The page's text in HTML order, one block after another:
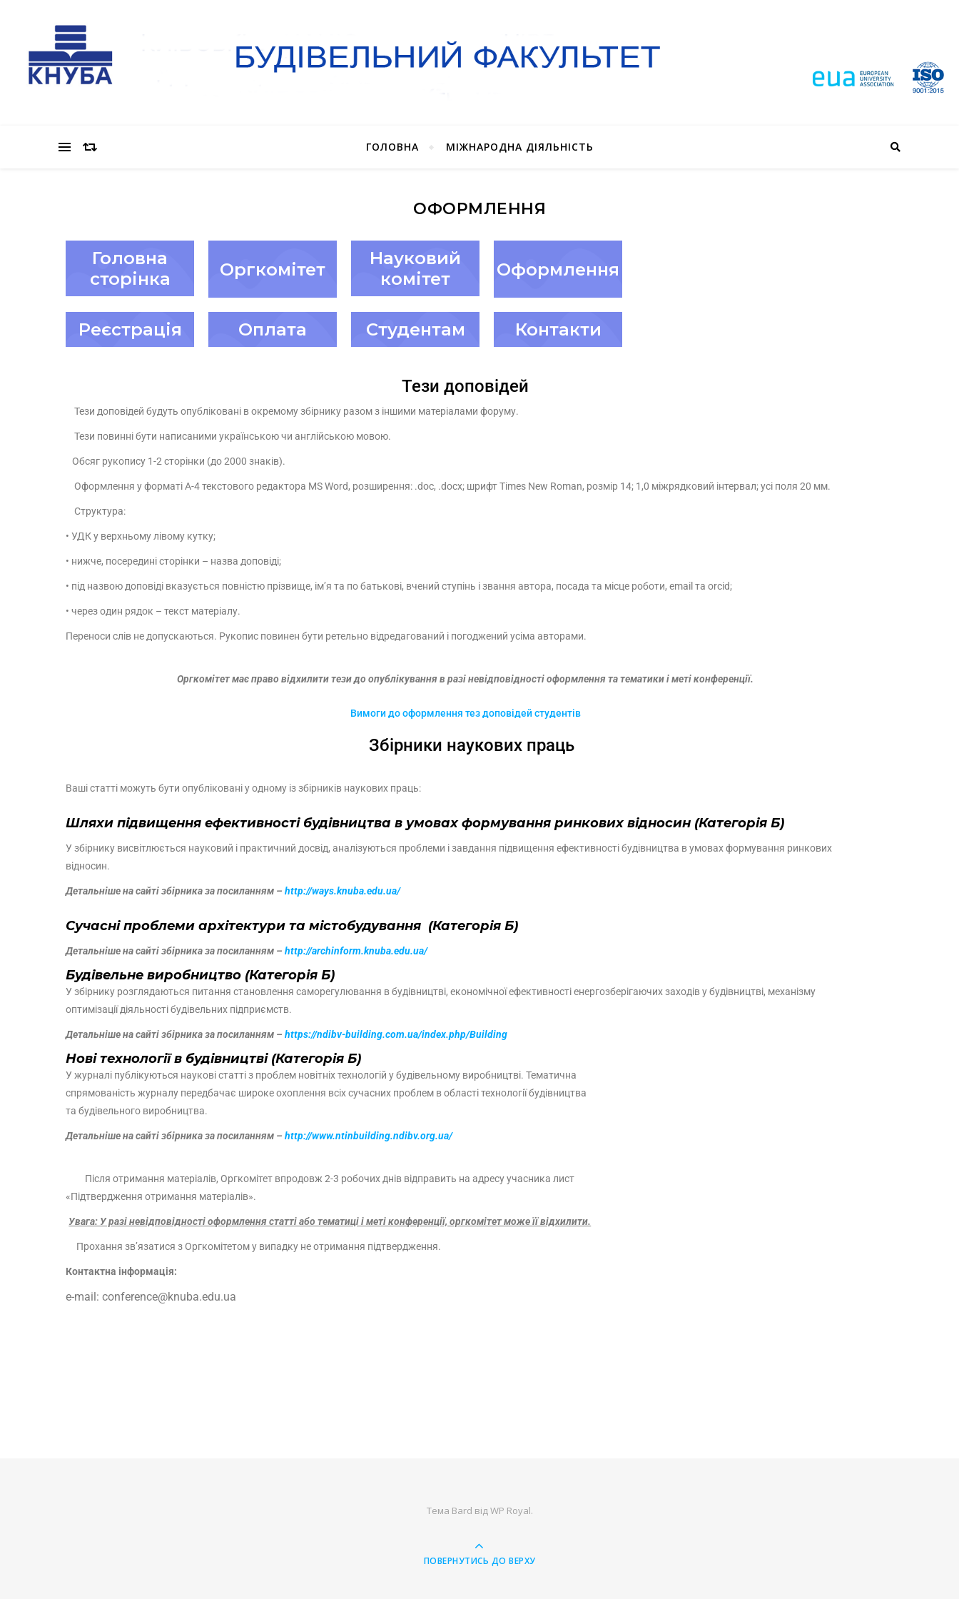
ГОЛОВНА МІЖНАРОДНА ДІЯЛЬНІСТЬ
ОФОРМЛЕННЯ
Головна
сторінка
Оргкомітет
Науковий
комітет
Оформлення
Реєстрація Оплата Студентам Контакти
Тези доповідей
Тези доповідей будуть опубліковані в окремому збірнику разом з іншими матеріалами форуму.
Тези повинні бути написаними українською чи англійською мовою.
Обсяг рукопису 1-2 сторінки (до 2000 знаків).
Оформлення у форматі А-4 текстового редактора MSWord, розширення: .doc, .docx; шрифтTimes New Roman, розмір 14; 1,0 міжрядковий інтервал; усі поля 20 мм.
Структура:
• УДК у верхньому лівому кутку;
• нижче, посередині сторінки – назва доповіді;
• під назвою доповіді вказується повністю прізвище, ім’я та по батькові, вчений ступінь і звання автора, посада та місце роботи, email та orcid;
• через один рядок – текст матеріалу.
Переноси слів не допускаються. Рукопис повинен бути ретельно відредагований і погоджений усіма авторами.
Оргкомітет має право відхилити тези до опублікування в разі невідповідності оформлення та тематики і меті конференції.
Вимоги до оформлення тез доповідей студентів
Збірники наукових праць
Ваші статті можуть бути опубліковані у одному іззбірників наукових праць:
Шляхи підвищення ефективності будівництва в умовах формування ринкових відносин (Категорія Б)
У збірнику висвітлюється науковий і практичний досвід, аналізуються проблеми і завдання підвищення ефективності будівництва в умовах формування ринкових
відносин.
Детальніше на сайті збірника за посиланням – http://ways.knuba.edu.ua/
Сучасні проблеми архітектури та містобудування (Категорія Б)
Детальніше на сайті збірника за посиланням – http://archinform.knuba.edu.ua/
Будівельне виробництво (Категорія Б)
У збірнику розглядаються питання становлення саморегулювання в будівництві, економічної ефективності енергозберігаючих заходів у будівництві, механізму
оптимізації діяльності будівельних підприємств.
Детальніше на сайті збірника за посиланням – https://ndibv-building.com.ua/index.php/Building
Нові технології в будівництві (Категорія Б)
У журналі публікуються наукові статті з проблем новітніх технологій у будівельному виробництві. Тематична
спрямованість журналу передбачає широке охоплення всіх сучасних проблем в області технології будівництва
та будівельного виробництва.
Детальніше на сайті збірника за посиланням – http://www.ntinbuilding.ndibv.org.ua/
Після отримання матеріалів, Оргкомітет впродовж 2-3 робочих днів відправить на адресу учасника лист
«Підтвердження отримання матеріалів».
Увага: У разі невідповідності оформлення статті або тематиці і меті конференції, оргкомітет може її відхилити.
Прохання зв’язатися з Оргкомітетом у випадку не отримання підтвердження.
Контактна інформація:
e-mail: conference@knuba.edu.ua
Тема Bard відWP Royal.
ПОВЕРНУТИСЬ ДО ВЕРХУ